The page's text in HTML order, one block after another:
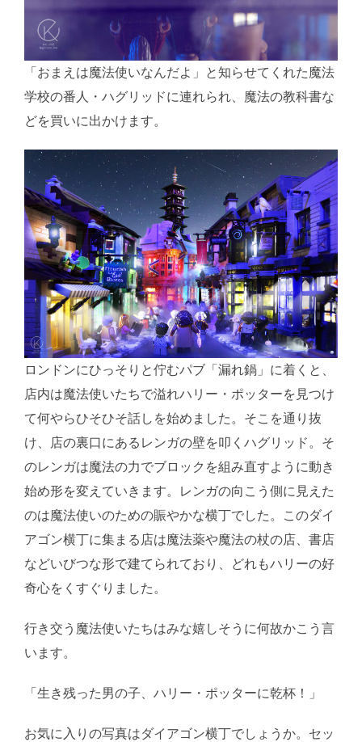
「おまえは魔法使いなんだよ」と知らせてくれた魔法
学校の番人・ハグリッドに連れられ、魔法の教科書な
どを買いに出かけます。
ロンドンにひっそりと佇むパブ「漏れ鍋」に着くと、
店内は魔法使いたちで溢れハリー・ポッターを見つけ
て何やらひそひそ話しを始めました。そこを通り抜
け、店の裏口にあるレンガの壁を叩くハグリッド。そ
のレンガは魔法の力でブロックを組み直すように動き
始め形を変えていきます。レンガの向こう側に見えた
のは魔法使いのための賑やかな横丁でした。このダイ
アゴン横丁に集まる店は魔法薬や魔法の杖の店、書店
などいびつな形で建てられており、どれもハリーの好
奇心をくすぐりました。
行き交う魔法使いたちはみな嬉しそうに何故かこう言
います。
「生き残った男の子、ハリー・ポッターに乾杯！」
お気に入りの写真はダイアゴン横丁でしょうか。セッ